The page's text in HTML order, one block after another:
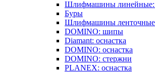
Шлифмашины линейные:
Буры
Шлифмашины ленточные:
DOMINO: шипы
Diamant: оснастка
DOMINO: оснастка
DOMINO: стержни
PLANEX: оснастка